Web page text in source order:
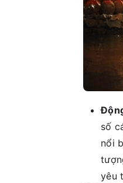
số
nổi
yêu